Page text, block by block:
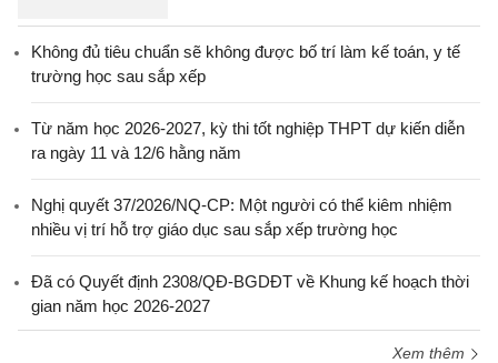
Không đủ tiêu chuẩn sẽ không được bố trí làm kế toán, y tế
trường học sau sắp xếp
Từ năm học 2026-2027, kỳ thi tốt nghiệp THPT dự kiến diễn
ra ngày 11 và 12/6 hằng năm
Nghị quyết 37/2026/NQ-CP: Một người có thể kiêm nhiệm
nhiều vị trí hỗ trợ giáo dục sau sắp xếp trường học
Đã có Quyết định 2308/QĐ-BGDĐT về Khung kế hoạch thời
gian năm học 2026-2027
Xem thêm